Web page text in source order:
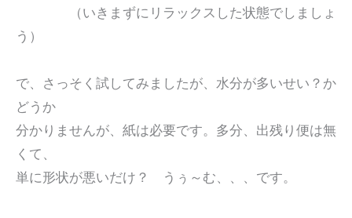
（いきまずにリラックスした状態でしましょ
う）
で、さっそく試してみましたが、水分が多いせい？か
どうか
分かりませんが、紙は必要です。多分、出残り便は無
くて、
単に形状が悪いだけ？ うぅ～む、、、です。